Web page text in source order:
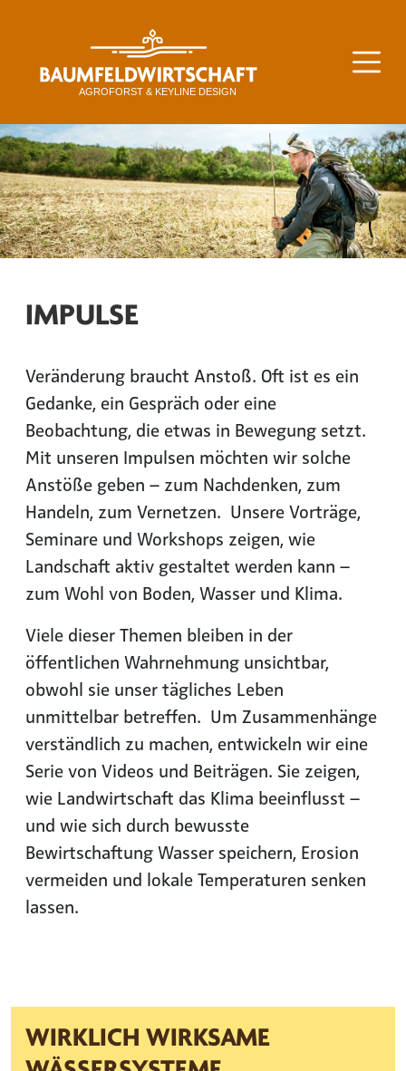
IMPULSE
Veränderung braucht Anstoß. Oft ist es ein
Gedanke, ein Gespräch oder eine
Beobachtung, die etwas in Bewegung setzt.
Mit unseren Impulsen möchten wir solche
Anstöße geben – zum Nachdenken, zum
Handeln, zum Vernetzen. Unsere Vorträge,
Seminare und Workshops zeigen, wie
Landschaft aktiv gestaltet werden kann –
zum Wohl von Boden, Wasser und Klima.
Viele dieser Themen bleiben in der
öffentlichen Wahrnehmung unsichtbar,
obwohl sie unser tägliches Leben
unmittelbar betreffen. Um Zusammenhänge
verständlich zu machen, entwickeln wir eine
Serie von Videos und Beiträgen. Sie zeigen,
wie Landwirtschaft das Klima beeinflusst –
und wie sich durch bewusste
Bewirtschaftung Wasser speichern, Erosion
vermeiden und lokale Temperaturen senken
lassen.
WIRKLICH WIRKSAME